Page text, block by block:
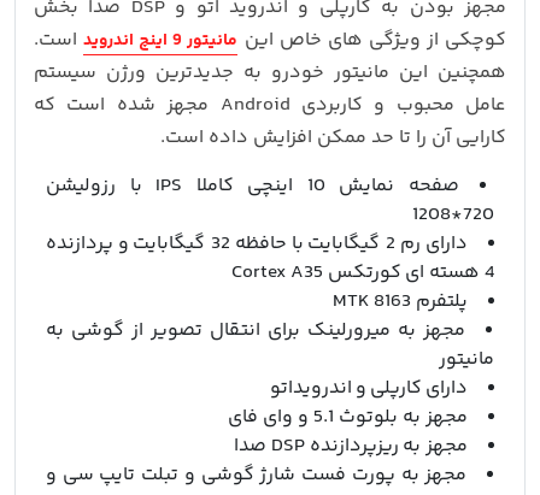
مجهز بودن به کارپلی و اندروید اتو و DSP صدا بخش
کوچکی از ویژگی های خاص این مانیتور 9 اینچ اندروید
است.
همچنین این مانیتور خودرو به جدیدترین ورژن سیستم
عامل محبوب و کاربردی Android مجهز شده است که
کارایی آن را تا حد ممکن افزایش داده است.
صفحه نمایش 10 اینچی کاملا IPS با رزولیشن
720*1208
دارای رم 2 گیگابایت با حافظه 32 گیگابایت و پردازنده
4 هسته ای کورتکس Cortex A35
پلتفرم MTK 8163
مجهز به میرورلینک برای انتقال تصویر از گوشی به
مانیتور
دارای کارپلی و اندرویداتو
مجهز به بلوتوث 5.1 و وای فای
مجهز به ریزپردازنده DSP صدا
مجهز به پورت فست شارژ گوشی و تبلت تایپ سی و